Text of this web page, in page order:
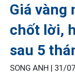
Giá vàng
chốt lời,
sau 5
SONG ANH | 31/